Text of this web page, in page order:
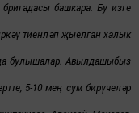
башкара. Бу изге
тиенләп җыелган халык
булышалар. Авылдашыбыз
5-10 мең сум бирүчеләр